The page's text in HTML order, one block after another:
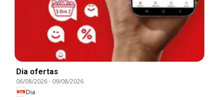
Dia ofertas
06/08/2026- 09/08/2026
Dia